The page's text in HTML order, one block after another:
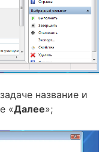
название и
«Далее»;